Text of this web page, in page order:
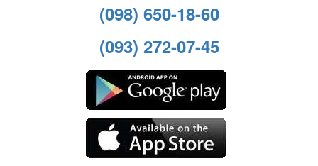
(098) 650-18-60
(093) 272-07-45